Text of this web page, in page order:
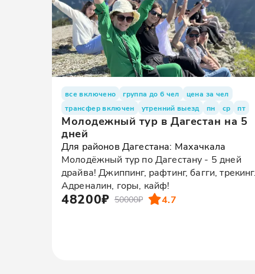
все включено группа до 6 чел
цена за чел
трансфер включен
утренний выезд пн ср пт
Молодежный тур в Дагестан на 5
дней
Для районов Дагестана: Махачкала
Молодёжный тур по Дагестану - 5 дней
драйва! Джиппинг, рафтинг, багги, трекинг.
Адреналин, горы, кайф!
48200₽ 50000₽ 4.7